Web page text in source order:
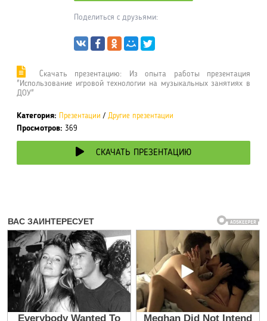
Поделиться с друзьями:
Cкачать презентацию: Из опыта работы презентация
"Использование игровой технологии на музыкальных занятиях в
ДОУ"
Категория: Презентации / Другие презентации
Просмотров: 369
СКАЧАТЬ ПРЕЗЕНТАЦИЮ